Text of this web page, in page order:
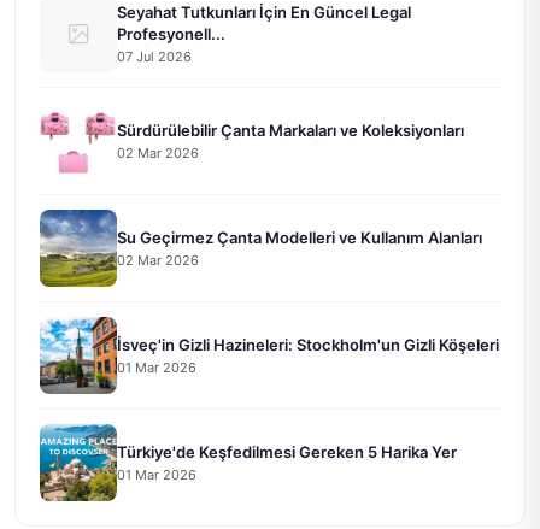
Seyahat Tutkunları İçin En Güncel Legal
Profesyonell...
07 Jul 2026
Sürdürülebilir Çanta Markaları ve Koleksiyonları
02 Mar 2026
Su Geçirmez Çanta Modelleri ve Kullanım Alanları
02 Mar 2026
İsveç'in Gizli Hazineleri: Stockholm'un Gizli Köşeleri
01 Mar 2026
Türkiye'de Keşfedilmesi Gereken 5 Harika Yer
01 Mar 2026